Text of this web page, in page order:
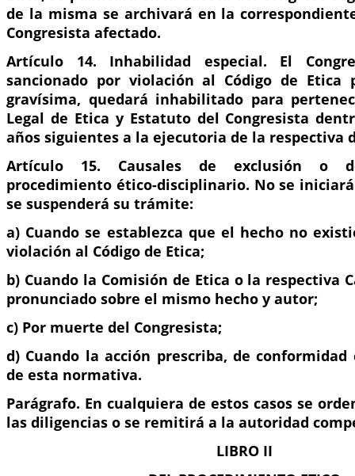
de la misma se archivará en la
Congresista afectado.
Artículo 14. Inhabilidad especial. El
sancionado por violación al Código de
gravísima, quedará inhabilitado para
Legal de Etica y Estatuto del Congresista
años siguientes a la ejecutoria de la respectiva
Artículo 15. Causales de exclusión o
procedimiento ético-disciplinario. No se
se suspenderá su trámite:
a) Cuando se establezca que el hecho no
violación al Código de Etica;
b) Cuando la Comisión de Etica o la respectiva
pronunciado sobre el mismo hecho y autor;
c) Por muerte del Congresista;
d) Cuando la acción prescriba, de
de esta normativa.
Parágrafo. En cualquiera de estos casos se
las diligencias o se remitirá a la autoridad
LIBRO II